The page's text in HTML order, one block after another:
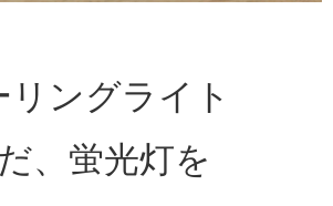
リングライト
、蛍光灯を